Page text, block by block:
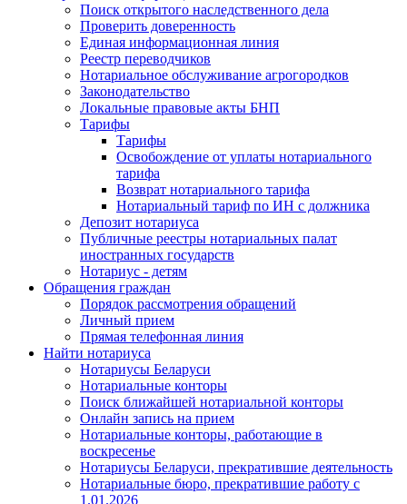
Поиск открытого наследственного дела
Проверить доверенность
Единая информационная линия
Реестр переводчиков
Нотариальное обслуживание агрогородков
Законодательство
Локальные правовые акты БНП
Тарифы
Тарифы
Освобождение от уплаты нотариального
тарифа
Возврат нотариального тарифа
Нотариальный тариф по ИН с должника
Депозит нотариуса
Публичные реестры нотариальных палат
иностранных государств
Нотариус - детям
Обращения граждан
Порядок рассмотрения обращений
Личный прием
Прямая телефонная линия
Найти нотариуса
Нотариусы Беларуси
Нотариальные конторы
Поиск ближайшей нотариальной конторы
Онлайн запись на прием
Нотариальные конторы, работающие в
воскресенье
Нотариусы Беларуси, прекратившие деятельность
Нотариальные бюро, прекратившие работу с
1.01.2026